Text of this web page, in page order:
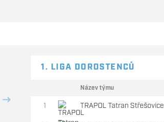
1. LIGA DOROSTENCŮ
Název týmu
1 TRAPOL Tatran Střešovice